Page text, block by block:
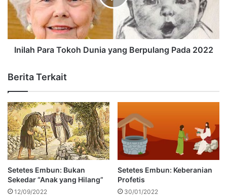
Inilah Para Tokoh Dunia yang Berpulang Pada 2022
Berita Terkait
Setetes Embun: Bukan
Sekedar “Anak yang Hilang”
12/09/2022
Setetes Embun: Keberanian
Profetis
30/01/2022